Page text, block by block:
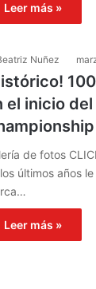
Leer más »
Nuñez
el inicio
de fotos
últimos años
Leer más »